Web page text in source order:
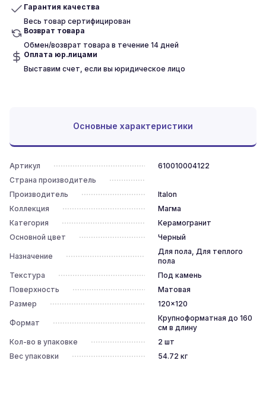
Гарантия качества
Весь товар сертифицирован
Возврат товара
Обмен/возврат товара в течение 14 дней
Оплата юр.лицами
Выставим счет, если вы юридическое лицо
Основные характеристики
Артикул
610010004122
Страна производитель
Производитель
Italon
Коллекция
Магма
Категория
Керамогранит
Основной цвет
Черный
Назначение
Для пола, Для теплого
пола
Текстура
Под камень
Поверхность
Матовая
Размер
120x120
Формат
Крупноформатная до 160
см в длину
Кол-во в упаковке
2 шт
Вес упаковки
54.72 кг